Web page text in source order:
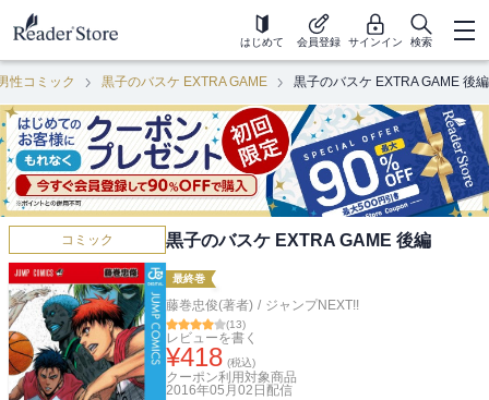
はじめて 会員登録 サインイン 検索
性コミック 黒子のバスケ EXTRA GAME 黒子のバスケ EXTRA GAME 後編
コミック 黒子のバスケ EXTRA GAME 後編
最終巻
藤巻忠俊(著者) / ジャンプNEXT!!
(13)
レビューを書く
¥418 (税込)
クーポン利用対象商品
2016年05月02日 配信